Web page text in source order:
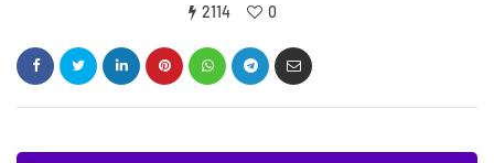
2114 0